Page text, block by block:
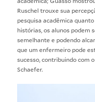
Ruschel trouxe sua
pesquisa acadêmica
histórias, os alunos podem
semelhante e podendo
que um enfermeiro pode
sucesso, contribuindo com
Schaefer.